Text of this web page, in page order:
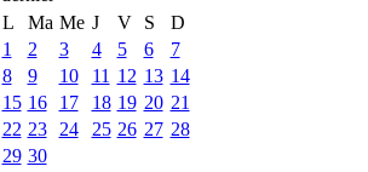
L
Ma Me J V S
D
1
2 3 4 5 6
7
8
9 10 11 12 13 14
15 16 17 18 19 20 21
22 23 24 25 26 27 28
29 30